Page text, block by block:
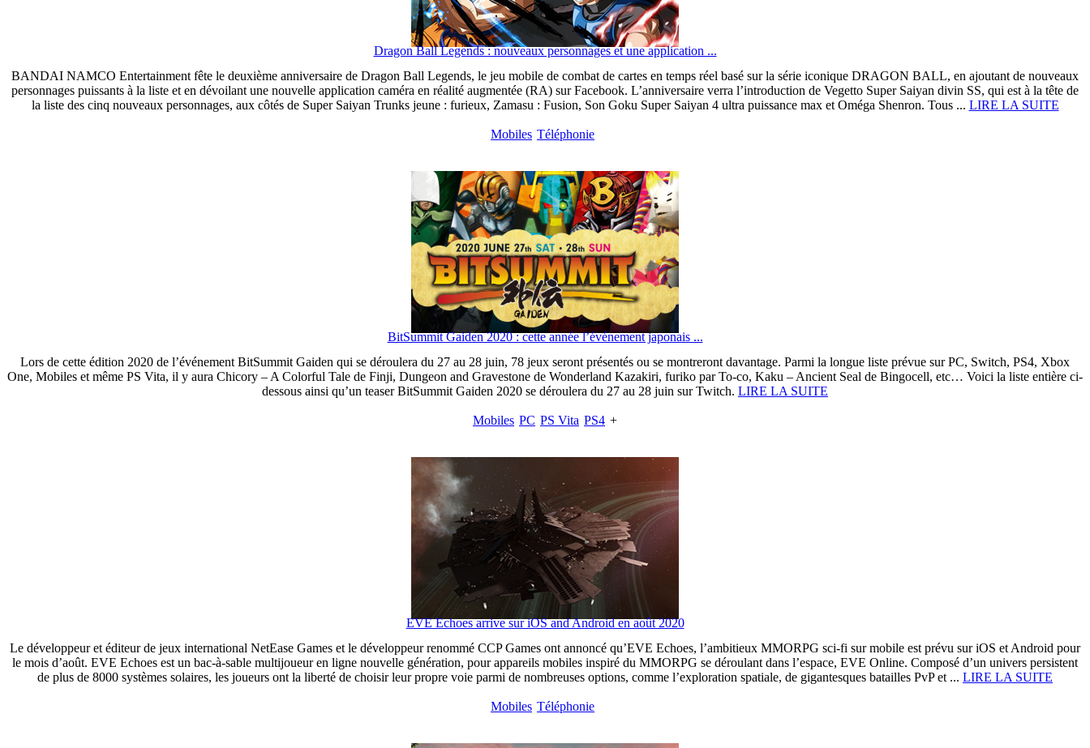
Dragon Ball Legends : nouveaux personnages et une application ...
BANDAI NAMCO Entertainment fête le deuxième anniversaire de Dragon Ball Legends, le jeu mobile de combat de cartes en temps réel basé sur la série iconique DRAGON BALL, en ajoutant de nouveaux
personnages puissants à la liste et en dévoilant une nouvelle application caméra en réalité augmentée (RA) sur Facebook. L’anniversaire verra l’introduction de Vegetto Super Saiyan divin SS, qui est à la tête de
la liste des cinq nouveaux personnages, aux côtés de Super Saiyan Trunks jeune : furieux, Zamasu : Fusion, Son Goku Super Saiyan 4 ultra puissance max et Oméga Shenron. Tous ... LIRE LA SUITE
Mobiles Téléphonie
BitSummit Gaiden 2020 : cette année l’événement japonais ...
Lors de cette édition 2020 de l’événement BitSummit Gaiden qui se déroulera du 27 au 28 juin, 78 jeux seront présentés ou se montreront davantage. Parmi la longue liste prévue sur PC, Switch, PS4, Xbox
One, Mobiles et même PS Vita, il y aura Chicory – A Colorful Tale de Finji, Dungeon and Gravestone de Wonderland Kazakiri, furiko par To-co, Kaku – Ancient Seal de Bingocell, etc… Voici la liste entière ci-
dessous ainsi qu’un teaser BitSummit Gaiden 2020 se déroulera du 27 au 28 juin sur Twitch. LIRE LA SUITE
Mobiles PC PS Vita PS4 +
EVE Echoes arrive sur iOS and Android en août 2020
Le développeur et éditeur de jeux international NetEase Games et le développeur renommé CCP Games ont annoncé qu’EVE Echoes, l’ambitieux MMORPG sci-fi sur mobile est prévu sur iOS et Android pour
le mois d’août. EVE Echoes est un bac-à-sable multijoueur en ligne nouvelle génération, pour appareils mobiles inspiré du MMORPG se déroulant dans l’espace, EVE Online. Composé d’un univers persistent
de plus de 8000 systèmes solaires, les joueurs ont la liberté de choisir leur propre voie parmi de nombreuses options, comme l’exploration spatiale, de gigantesques batailles PvP et ... LIRE LA SUITE
Mobiles Téléphonie